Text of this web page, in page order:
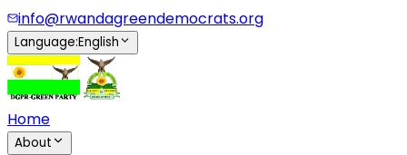
info@rwandagreendemocrats.org
Language:English
Home
About